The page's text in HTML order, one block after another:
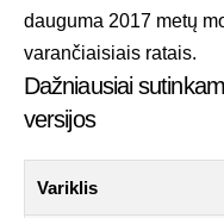
dauguma 2017 metų
varančiaisiais ratais.
Dažniausiai
versijos
Variklis